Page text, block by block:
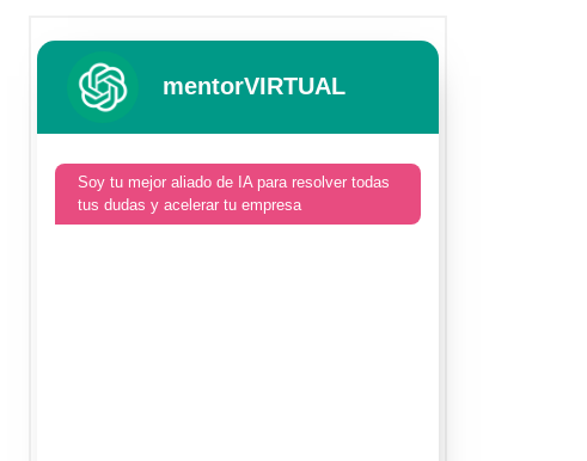
mentorVIRTUAL
Soy tu mejor aliado de IA para resolver todas
tus dudas y acelerar tu empresa